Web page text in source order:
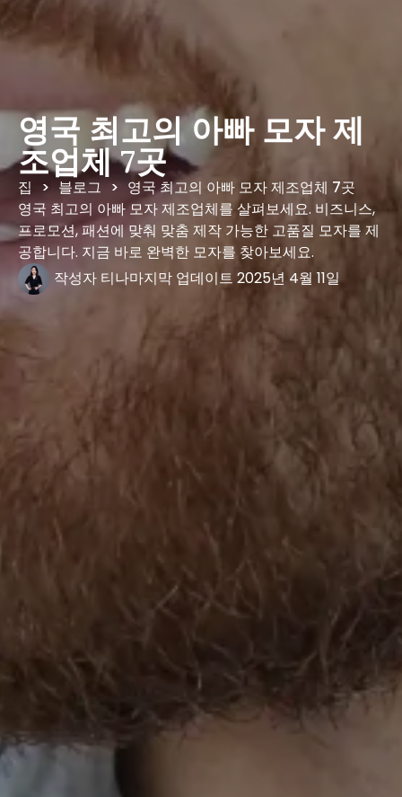
영국 최고의 아빠 모자 제
조업체 7곳
집 > 블로그 > 영국 최고의 아빠 모자 제조업체 7곳
영국 최고의 아빠 모자 제조업체를 살펴보세요. 비즈니스,
프로모션, 패션에 맞춰 맞춤 제작 가능한 고품질 모자를 제
공합니다. 지금 바로 완벽한 모자를 찾아보세요.
작성자 티나마지막 업데이트 2025년 4월 11일